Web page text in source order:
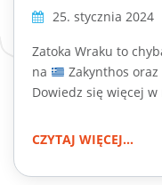
25. stycznia 2024
Zatoka Wraku to
na
Zakynthos
Dowiedz się więcej
CZYTAJ WIĘCEJ...